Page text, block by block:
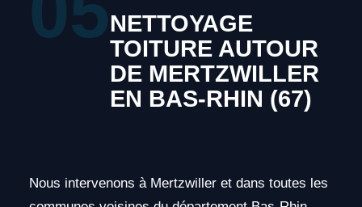
NETTOYAGE
TOITURE AUTOUR
DE MERTZWILLER
EN BAS-RHIN (67)
Nous intervenons à Mertzwiller et dans toutes les